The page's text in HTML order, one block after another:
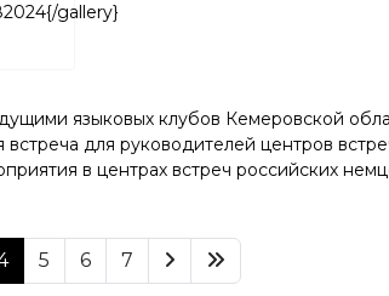
gallery}
языковых клубов Кемеровской
встреча для руководителей центров
в центрах встреч российских
5 6 7